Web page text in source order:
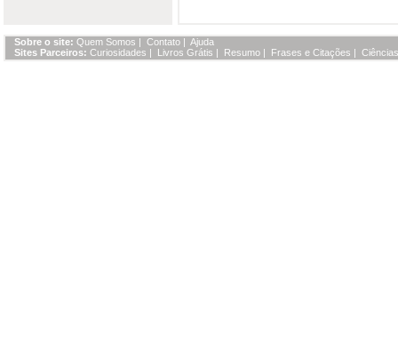
Sobre o site: Quem Somos | Contato | Ajuda
Sites Parceiros: Curiosidades | Livros Grátis | Resumo | Frases e Citações |